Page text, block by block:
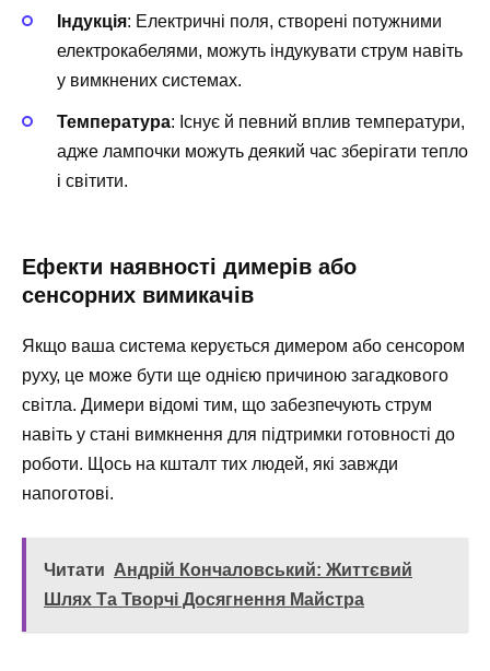
Індукція: Електричні поля, створені потужними
електрокабелями, можуть індукувати струм навіть
у вимкнених системах.
Температура: Існує й певний вплив температури,
адже лампочки можуть деякий час зберігати тепло
і світити.
Ефекти наявності димерів або
сенсорних вимикачів
Якщо ваша система керується димером або сенсором
руху, це може бути ще однією причиною загадкового
світла. Димери відомі тим, що забезпечують струм
навіть у стані вимкнення для підтримки готовності до
роботи. Щось на кшталт тих людей, які завжди
напоготові.
Читати Андрій Кончаловський: Життєвий
Шлях Та Творчі Досягнення Майстра